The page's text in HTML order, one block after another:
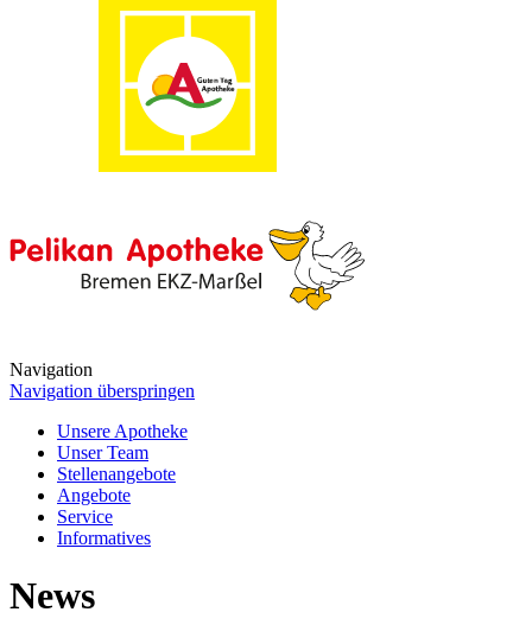
Navigation
Navigation überspringen
Unsere Apotheke
Unser Team
Stellenangebote
Angebote
Service
Informatives
News